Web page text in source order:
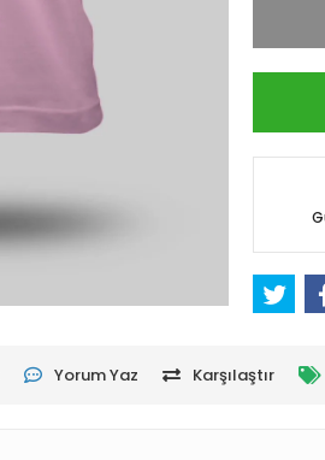
Yorum Yaz Karşılaştır